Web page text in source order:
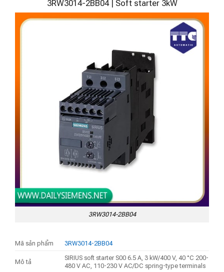
3RW3014-2BB04 | Soft starter 3kW
3RW3014-2BB04
Mã sản phẩm 3RW3014-2BB04
Mô tả
SIRIUS soft starter S00 6.5 A, 3 kW/400 V, 40 °C 200-
480 V AC, 110-230 V AC/DC spring-type terminals